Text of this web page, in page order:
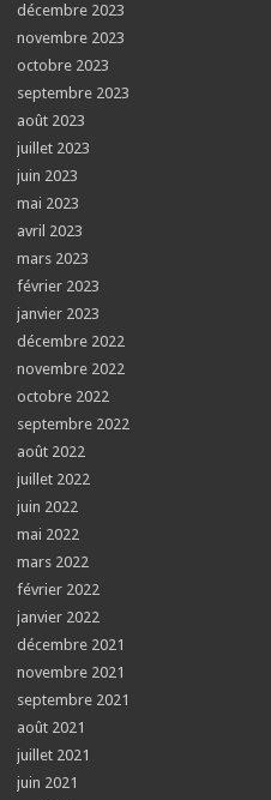
décembre 2023
novembre 2023
octobre 2023
septembre 2023
août 2023
juillet 2023
juin 2023
mai 2023
avril 2023
mars 2023
février 2023
janvier 2023
décembre 2022
novembre 2022
octobre 2022
septembre 2022
août 2022
juillet 2022
juin 2022
mai 2022
mars 2022
février 2022
janvier 2022
décembre 2021
novembre 2021
septembre 2021
août 2021
juillet 2021
juin 2021